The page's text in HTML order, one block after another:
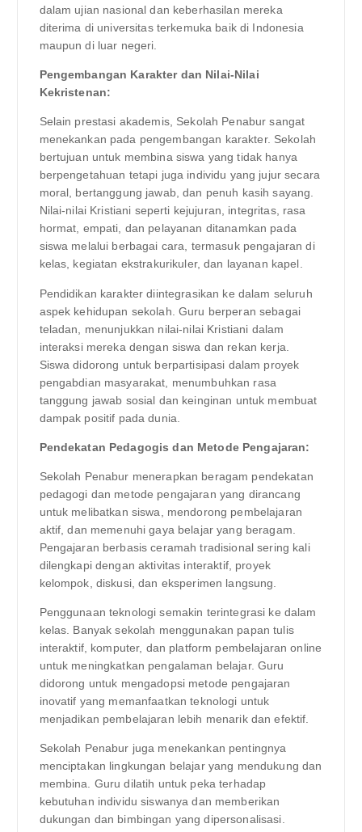
dalam ujian nasional dan keberhasilan mereka
diterima di universitas terkemuka baik di Indonesia
maupun di luar negeri.
Pengembangan Karakter dan Nilai-Nilai
Kekristenan:
Selain prestasi akademis, Sekolah Penabur sangat
menekankan pada pengembangan karakter. Sekolah
bertujuan untuk membina siswa yang tidak hanya
berpengetahuan tetapi juga individu yang jujur ​​secara
moral, bertanggung jawab, dan penuh kasih sayang.
Nilai-nilai Kristiani seperti kejujuran, integritas, rasa
hormat, empati, dan pelayanan ditanamkan pada
siswa melalui berbagai cara, termasuk pengajaran di
kelas, kegiatan ekstrakurikuler, dan layanan kapel.
Pendidikan karakter diintegrasikan ke dalam seluruh
aspek kehidupan sekolah. Guru berperan sebagai
teladan, menunjukkan nilai-nilai Kristiani dalam
interaksi mereka dengan siswa dan rekan kerja.
Siswa didorong untuk berpartisipasi dalam proyek
pengabdian masyarakat, menumbuhkan rasa
tanggung jawab sosial dan keinginan untuk membuat
dampak positif pada dunia.
Pendekatan Pedagogis dan Metode Pengajaran:
Sekolah Penabur menerapkan beragam pendekatan
pedagogi dan metode pengajaran yang dirancang
untuk melibatkan siswa, mendorong pembelajaran
aktif, dan memenuhi gaya belajar yang beragam.
Pengajaran berbasis ceramah tradisional sering kali
dilengkapi dengan aktivitas interaktif, proyek
kelompok, diskusi, dan eksperimen langsung.
Penggunaan teknologi semakin terintegrasi ke dalam
kelas. Banyak sekolah menggunakan papan tulis
interaktif, komputer, dan platform pembelajaran online
untuk meningkatkan pengalaman belajar. Guru
didorong untuk mengadopsi metode pengajaran
inovatif yang memanfaatkan teknologi untuk
menjadikan pembelajaran lebih menarik dan efektif.
Sekolah Penabur juga menekankan pentingnya
menciptakan lingkungan belajar yang mendukung dan
membina. Guru dilatih untuk peka terhadap
kebutuhan individu siswanya dan memberikan
dukungan dan bimbingan yang dipersonalisasi.